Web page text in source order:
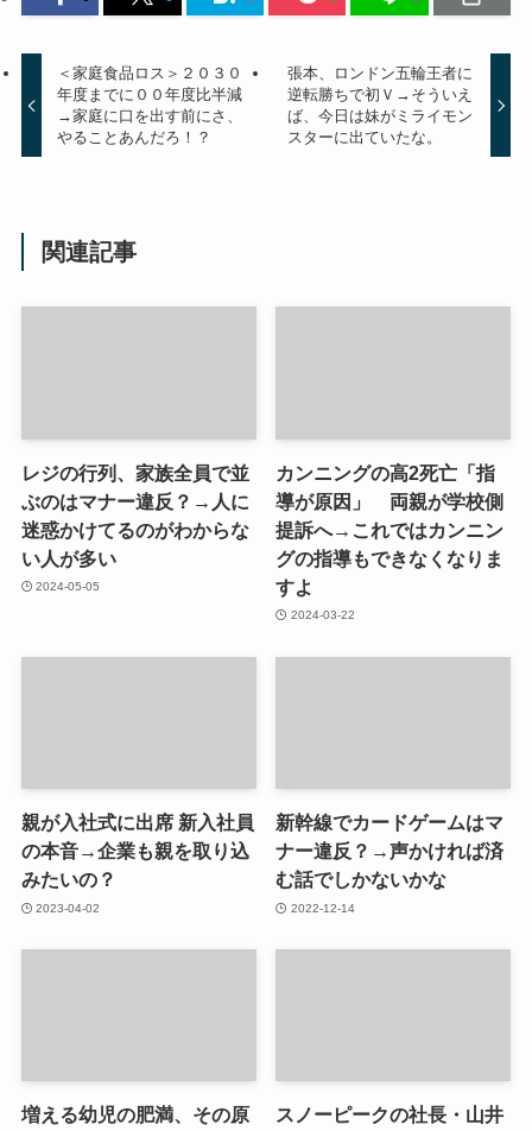
＜家庭食品ロス＞２０３０
年度までに００年度比半減
→家庭に口を出す前にさ、
やることあんだろ！？
張本、ロンドン五輪王者に
逆転勝ちで初Ｖ→そういえ
ば、今日は妹がミライモン
スターに出ていたな。
関連記事
レジの行列、家族全員で並
ぶのはマナー違反？→人に
迷惑かけてるのがわからな
い人が多い
2024-05-05
カンニングの高2死亡「指
導が原因」 両親が学校側
提訴へ→これではカンニン
グの指導もできなくなりま
すよ
2024-03-22
親が入社式に出席 新入社員
の本音→企業も親を取り込
みたいの？
2023-04-02
新幹線でカードゲームはマ
ナー違反？→声かければ済
む話でしかないかな
2022-12-14
増える幼児の肥満、その原
スノーピークの社長・山井